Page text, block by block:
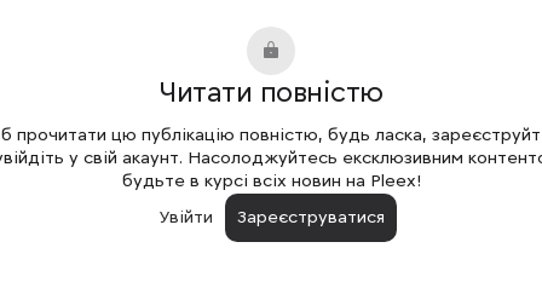
та олію, акуратно перемішати. Перець та
з цибулею. Подавати з рисом, локшиною,
Читати повністю
прочитати цю публікацію повністю, будь ласка,
у свій акаунт. Насолоджуйтесь ексклюзивним
будьте в курсі всіх новин на Pleex!
Увійти
Зареєструватися